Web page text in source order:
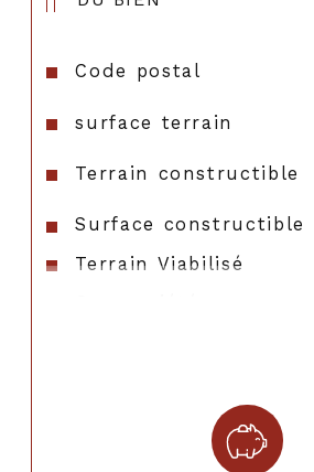
exposé disponibles sur :
Code postal
surface terrain
Terrain constructible
Surface constructible
Terrain Viabilisé